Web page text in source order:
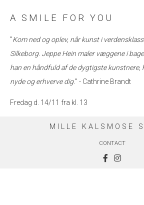
A SMILE FOR YOU
"Kom ned og oplev, når kunst i
Silkeborg. Jeppe Hein maler væggene i
han en håndfuld af de dygtigste kunstnere,
nyde og erhverve dig." - Cathrine Brandt
Fredag d. 14/11 fra kl. 13
MILLE KALSMOSE
CONTACT